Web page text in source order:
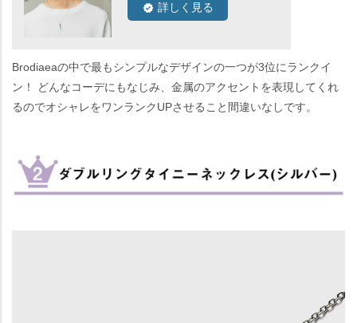
詳しく見る
Brodiaeaの中で最もシンプルなデザインの一つが3位にランクイ
ン！ どんなコーデにもなじみ、金属のアクセントを表現してくれ
るのでオシャレをワンランクUPさせること間違いなしです。